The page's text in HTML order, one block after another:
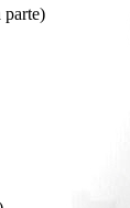
parte)